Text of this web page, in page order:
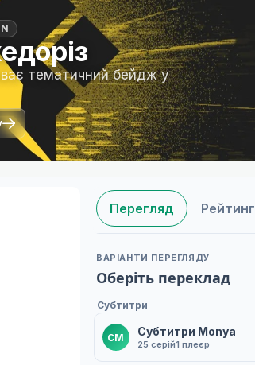
тематичний бейдж у
Перегляд Рейтинг
ВАРІАНТИ ПЕРЕГЛЯДУ
Оберіть переклад
Субтитри
СM Субтитри Monya
25 серій1 плеєр